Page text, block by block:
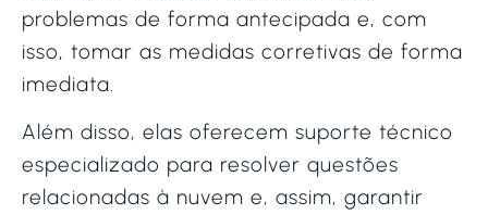
problemas de forma antecipada e, com
isso, tomar as medidas corretivas de forma
imediata.
Além disso, elas oferecem suporte técnico
especializado para resolver questões
relacionadas à nuvem e, assim, garantir